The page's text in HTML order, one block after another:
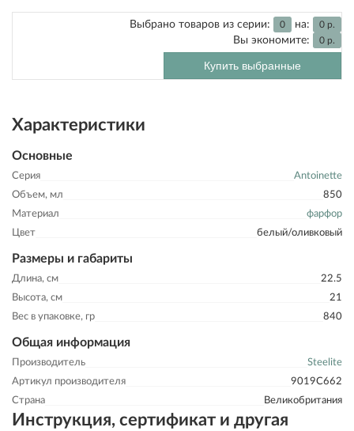
Выбрано товаров из серии: 0 на: 0 р.
Вы экономите: 0 р.
Купить выбранные
Характеристики
Основные
Серия
Antoinette
Объем, мл
850
Материал
фарфор
Цвет
белый/оливковый
Размеры и габариты
Длина, см
22.5
Высота, см
21
Вес в упаковке, гр
840
Общая информация
Производитель
Steelite
Артикул производителя
9019C662
Страна
Великобритания
Инструкция, сертификат и другая